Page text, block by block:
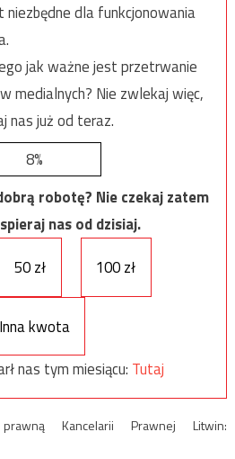
dla funkcjonowania
jak ważne jest przetrwanie
medialnych? Nie zwlekaj więc,
nas już od teraz.
8%
robotę? Nie czekaj zatem
nas od dzisiaj.
50 zł 100 zł
Inna kwota
nas tym miesiącu: Tutaj
Kancelarii Prawnej Litwin: